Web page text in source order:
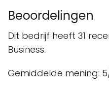
Beoordelingen
Dit bedrijf heeft 31
Business.
Gemiddelde mening: